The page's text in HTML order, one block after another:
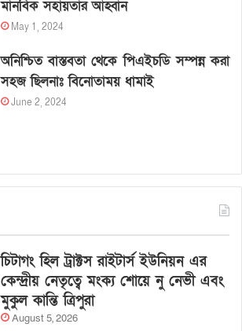
মানবিক সহায়তার আহ্বান
May 1, 2024
অনিশ্চিত বাস্তবতা থেকে পিএইচডি সম্পন্ন করা
সহজ ছিলনাঃ বিনোতাময় ধামাই
June 2, 2024
চিটাগং হিল ট্রাক্টস রাইটার্স ইউনিয়ন এর
কেন্দ্রীয় নেতৃত্বে মংক্য শোয়ে নু নেভী এবং
মুকুল কান্তি ত্রিপুরা
August 5, 2026